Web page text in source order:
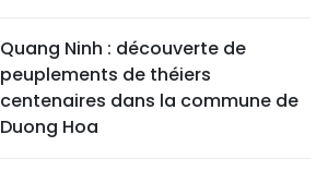
Quang Ninh : découverte de
peuplements de théiers
centenaires dans la commune de
Duong Hoa